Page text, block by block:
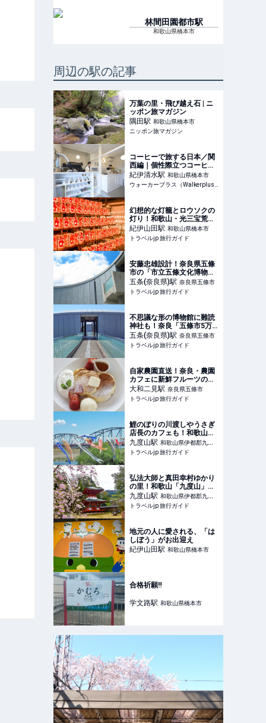
林間田園都市駅
和歌山県橋本市
周辺の駅の記事
万葉の里・飛び越え石 | ニ
ッポン旅マガジン
隅田駅 和歌山県橋本市
ニッポン旅マガジン
コーヒーで旅する日本／関
西編｜個性際立つコーヒー
とスコーンのペアリングの
妙。「kamuro. coffee &
scone」で味わう“おいし
カープラス
紀伊清水駅 和歌山県橋本市
ウォーカープラス（Walkerplus）
幻想的な灯籠とロウソクの
灯り！和歌山・光三宝荒神
社「献灯祭」 | 和歌山県 | ト
ラベルjp 旅行ガイド
紀伊山田駅 和歌山県橋本市
トラベルjp 旅行ガイド
安藤忠雄設計！奈良県五條
市の「市立五條文化博物
館」 | 奈良県 | トラベルjp
旅行ガイド
五条(奈良県)駅 奈良県五條市
トラベルjp 旅行ガイド
不思議な形の博物館に難読
神社も！奈良「五條市5万
人の森公園」 | 奈良県 | トラ
ベルjp 旅行ガイド
五条(奈良県)駅 奈良県五條市
トラベルjp 旅行ガイド
自家農園直送！奈良・農園
カフェに新鮮フルーツのパ
ンケーキが新登場 | 奈良県 |
トラベルjp 旅行ガイド
大和二見駅 奈良県五條市
トラベルjp 旅行ガイド
鯉のぼりの川渡しやうさぎ
店長のカフェも！和歌山・
九度山が面白い | 和歌山県 |
トラベルjp 旅行ガイド
九度山駅 和歌山県伊都郡九度
山町
トラベルjp 旅行ガイド
弘法大師と真田幸村ゆかり
の里！和歌山「九度山」桜
めぐり | 和歌山県 | トラベル
jp 旅行ガイド
九度山駅 和歌山県伊都郡九度
山町
トラベルjp 旅行ガイド
地元の人に愛される、「は
しぼう」がお出迎え
紀伊山田駅 和歌山県橋本市
合格祈願‼️
学文路駅 和歌山県橋本市